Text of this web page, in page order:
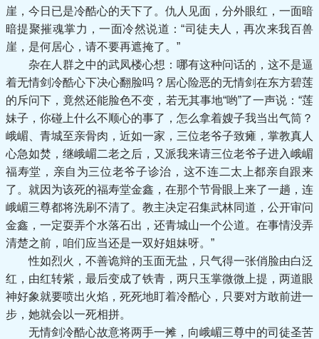
崖，今日已是冷酷心的天下了。仇人见面，分外眼红，一面暗
暗提聚摧魂掌力，一面冷然说道：“司徒夫人，再次来我百兽
崖，是何居心，请不要再遮掩了。”
杂在人群之中的武凤楼心想：哪有这种问话的，这不是逼
着无情剑冷酷心下决心翻脸吗？居心险恶的无情剑在东方碧莲
的斥问下，竟然还能脸色不变，若无其事地“哟”了一声说：“莲
妹子，你碰上什么不顺心的事了，怎么拿着嫂子我当出气筒？
峨嵋、青城至亲骨肉，近如一家，三位老爷子致瘫，掌教真人
心急如焚，继峨嵋二老之后，又派我来请三位老爷子进入峨嵋
福寿堂，亲自为三位老爷子诊治，这不连二太上都亲自跟来
了。就因为该死的福寿堂金鑫，在那个节骨眼上来了一趟，连
峨嵋三尊都将洗刷不清了。教主决定召集武林同道，公开审问
金鑫，一定耍弄个水落石出，还青城山一个公道。在事情没弄
清楚之前，咱们应当还是一双好姐妹呀。”
性如烈火，不善诡辩的玉面无盐，只气得一张俏脸由白泛
红，由红转紫，最后变成了铁青，两只玉掌微微上提，两道眼
神好象就要喷出火焰，死死地盯着冷酷心，只要对方敢前进一
步，她就会以一死相拼。
无情剑冷酷心故意将两手一摊，向峨嵋三尊中的司徒圣苦